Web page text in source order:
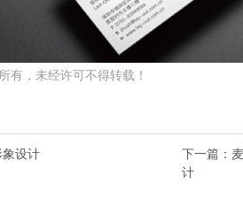
有，未经许可不得转载！
象设计 下一篇 ：
计